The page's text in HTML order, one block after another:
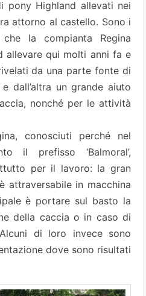
pony Highland allevati nei
attorno al castello. Sono i
la compianta Regina
allevare qui molti anni fa e
da una parte fonte di
dall’altra un grande aiuto
nonché per le attività
conosciuti perché nel
il prefisso ‘Balmoral’,
per il lavoro: la gran
attraversabile in macchina
è portare sul basto la
della caccia o in caso di
di loro invece sono
dove sono risultati